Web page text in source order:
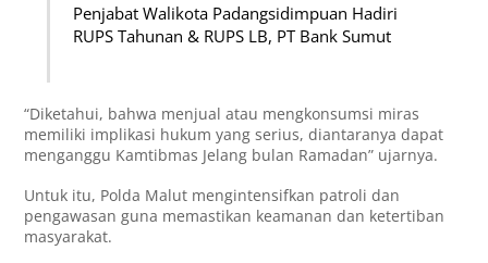
Penjabat Walikota Padangsidimpuan Hadiri
RUPS Tahunan & RUPS LB, PT Bank Sumut
“Diketahui, bahwa menjual atau mengkonsumsi miras
memiliki implikasi hukum yang serius, diantaranya dapat
menganggu Kamtibmas Jelang bulan Ramadan” ujarnya.
Untuk itu, Polda Malut mengintensifkan patroli dan
pengawasan guna memastikan keamanan dan ketertiban
masyarakat.